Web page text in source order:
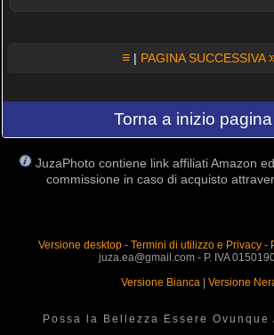
≡ | PAGINA SUCCESSIVA
Torna a inizio
JuzaPhoto contiene link affiliati Amazon
commissione in caso di acquisto
Versione desktop- Termini di utilizzo e Privacy-
juza.ea@gmail.com - P. IVA
Versione Bianca
Versione
Possa la Bellezza Essere Ovunque